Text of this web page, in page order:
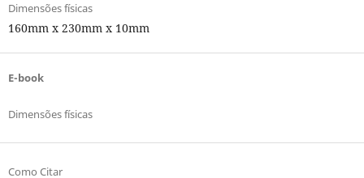
Dimensões físicas
160mm x 230mm x 10mm
E-book
Dimensões físicas
Como Citar